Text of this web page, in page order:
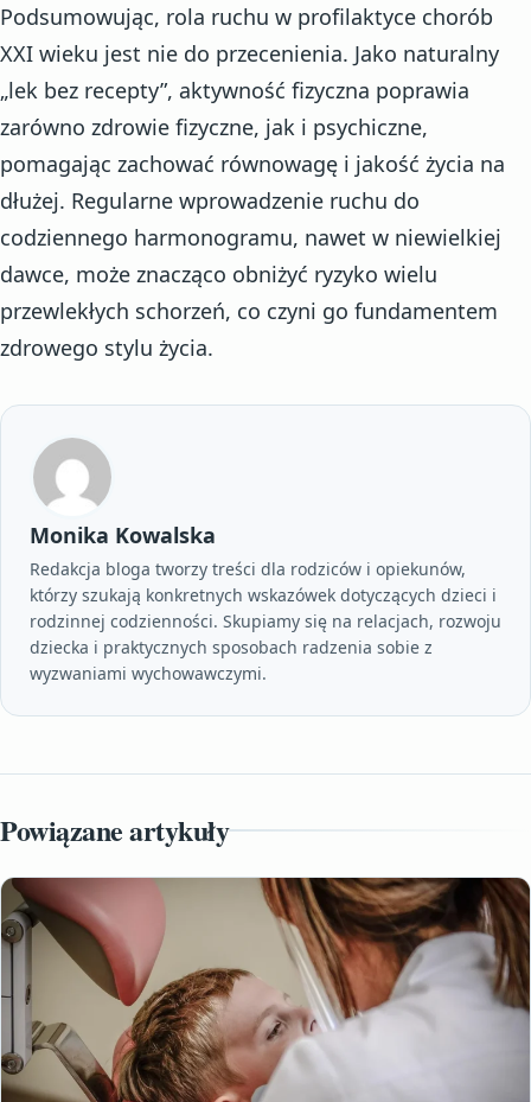
Podsumowując, rola ruchu w profilaktyce chorób
XXI wieku jest nie do przecenienia. Jako naturalny
„lek bez recepty”, aktywność fizyczna poprawia
zarówno zdrowie fizyczne, jak i psychiczne,
pomagając zachować równowagę i jakość życia na
dłużej. Regularne wprowadzenie ruchu do
codziennego harmonogramu, nawet w niewielkiej
dawce, może znacząco obniżyć ryzyko wielu
przewlekłych schorzeń, co czyni go fundamentem
zdrowego stylu życia.
Monika Kowalska
Redakcja bloga tworzy treści dla rodziców i opiekunów,
którzy szukają konkretnych wskazówek dotyczących dzieci i
rodzinnej codzienności. Skupiamy się na relacjach, rozwoju
dziecka i praktycznych sposobach radzenia sobie z
wyzwaniami wychowawczymi.
Powiązane artykuły